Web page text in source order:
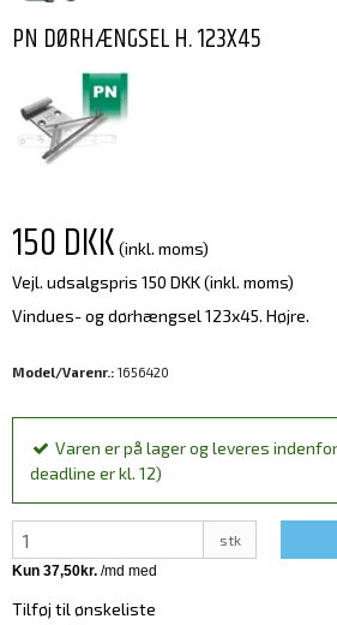
PN DØRHÆNGSEL H. 123X45
150 DKK (inkl. moms)
Vejl. udsalgspris 150 DKK(inkl. moms)
Vindues- og dørhængsel 123x45. Højre.
Model/Varenr.: 1656420
Varen er på lager og leveres
deadline er kl. 12)
stk
Tilføj til ønskeliste